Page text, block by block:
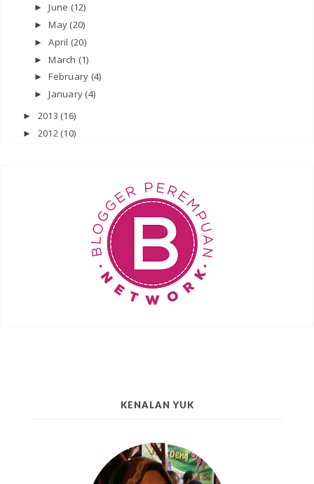
►June (12)
►May (20)
►April (20)
►March (1)
►February (4)
►January (4)
► 2013 (16)
► 2012 (10)
KENALAN YUK